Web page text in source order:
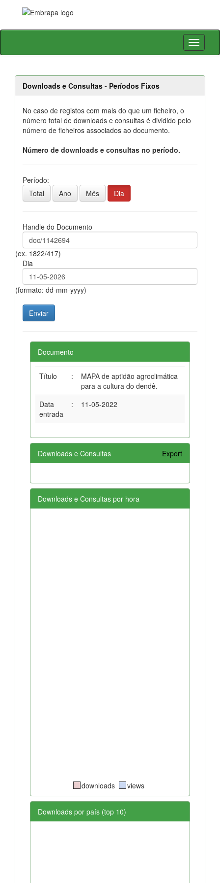
Skip
Downloads e Consultas - Períodos Fixos
No caso de registos com mais do que um ficheiro, o
número total de downloads e consultas é dividido pelo
número de ficheiros associados ao documento.
Número de downloads e consultas no período.
Período:
Total
Ano Mês Dia
Handle do Documento
(ex. 1822/417)
Dia
(formato: dd-mm-yyyy)
Documento
Título :
MAPA de aptidão agroclimática
para a cultura do dendê.
Data
entrada
: 11-05-2022
Downloads e Consultas Export
Downloads e Consultas por hora
downloads views
Downloads por país (top 10)